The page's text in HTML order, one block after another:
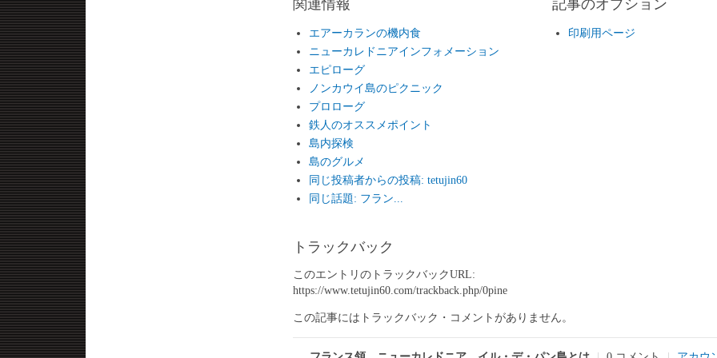
エアーカランの機内食
ニューカレドニアインフォメーション
エピローグ
ノンカウイ島のピクニック
プロローグ
鉄人のオススメポイント
島内探検
島のグルメ
同じ投稿者からの投稿: tetujin60
同じ話題: フラン...
印刷用ページ
トラックバック
このエントリのトラックバックURL:
https://www.tetujin60.com/trackback.php/0pine
この記事にはトラックバック・コメントがありません。